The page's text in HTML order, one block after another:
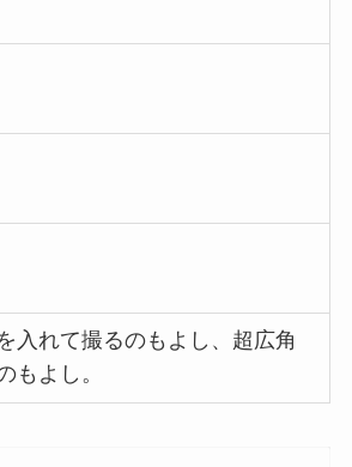
入れて撮るのもよし、超広角
もよし。